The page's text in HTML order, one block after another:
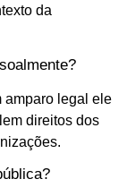
da
amparo legal ele
direitos dos